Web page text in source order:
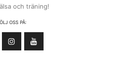
och träning!
OSS PÅ: